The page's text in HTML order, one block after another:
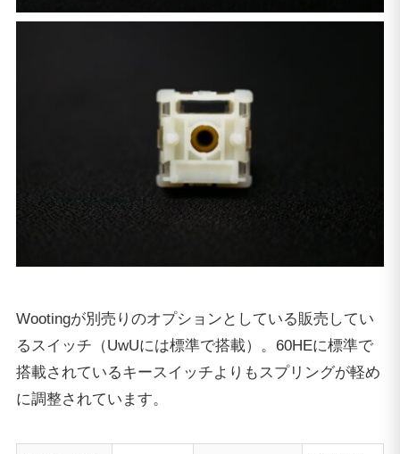
Wootingが別売りのオプションとしている販売してい
るスイッチ（UwUには標準で搭載）。60HEに標準で
搭載されているキースイッチよりもスプリングが軽め
に調整されています。